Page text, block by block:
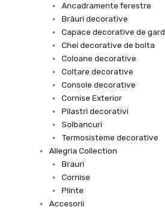
Ancadramente ferestre
Brâuri decorative
Capace decorative de gard
Chei decorative de bolta
Coloane decorative
Coltare decorative
Console decorative
Cornise Exterior
Pilastri decorativi
Solbancuri
Termosisteme decorative
Allegria Collection
Brauri
Cornise
Plinte
Accesorii